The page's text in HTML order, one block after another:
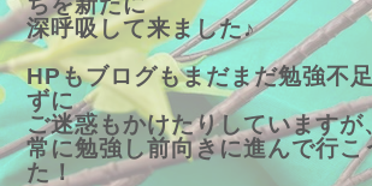
深呼吸して来ました♪
HPもブログもまだまだ勉強不
ずに
ご迷惑もかけたりしていますが
常に勉強し前向きに進んで行こ
た！